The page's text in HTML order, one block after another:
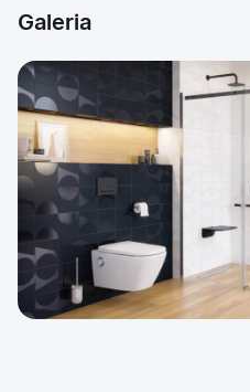
Galeria